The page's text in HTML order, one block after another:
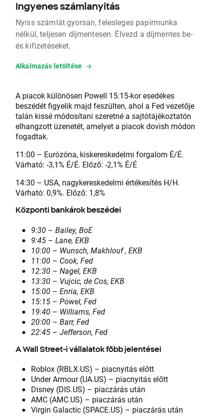
Ingyenes számlanyitás
Nyiss számlát gyorsan, felesleges papírmunka
nélkül, teljesen díjmentesen. Élvezd a díjmentes be-
és kifizetéseket.
Alkalmazás letöltése
A piacok különösen Powell 15:15-kor esedékes
beszédét figyelik majd feszülten, ahol a Fed vezetője
talán kissé módosítani szeretné a sajtótájékoztatón
elhangzott üzenetét, amelyet a piacok dovish módon
fogadtak.
11:00 – Eurózóna, kiskereskedelmi forgalom É/É.
Várható: -3,1% É/É. Előző: -2,1% É/É
14:30 – USA, nagykereskedelmi értékesítés H/H.
Várható: 0,9%. Előző: 1,8%
Központi bankárok beszédei
9:30 – Bailey, BoE
9:45 – Lane, EKB
10:00 – Wunsch, Makhlouf , EKB
11:00 – Cook, Fed
12:30 – Nagel, EKB
13:30 – Vujcic, de Cos, EKB
15:00 – Enria, EKB
15:15 – Powel, Fed
19:40 – Williams, Fed
20:00 – Barr, Fed
22:45 – Jefferson, Fed
A Wall Street-i vállalatok főbb jelentései
Roblox (RBLX.US) – piacnyitás előtt
Under Armour (UA.US) – piacnyitás előtt
Disney (DIS.US) – piaczárás után
AMC (AMC.US) – piaczárás után
Virgin Galactic (SPACE.US) – piaczárás után